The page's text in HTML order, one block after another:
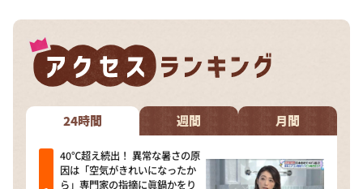
教えて！ニュースライブ 正義のミカタ
ＬＩＦＥ～夢のカタチ～
新婚さんいらっしゃい！
ポツンと一軒家
ザキ山小屋本館
24時間 週間 月間
40℃超え続出！ 異常な暑さの原
因は「空気がきれいになったか
ら」専門家の指摘に眞鍋かをり